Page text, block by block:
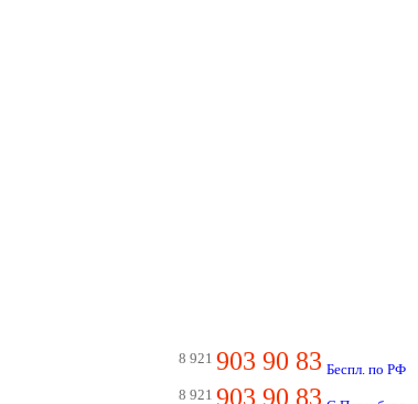
8 921 903 90 83 Беспл. по РФ
8 921 903 90 83